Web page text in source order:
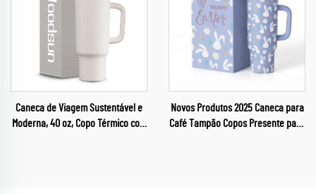
Caneca de Viagem Sustentável e
Moderna, 40 oz, Copo Térmico com
Novos Produtos 2025 Caneca para
Café Tampão Copos Presente para